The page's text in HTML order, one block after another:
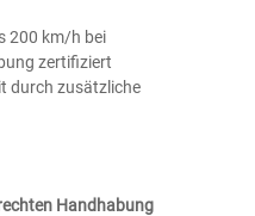
200 km/h bei
zertifiziert
durch zusätzliche
Handhabung